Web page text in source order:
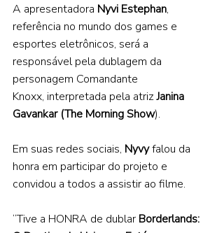
A apresentadora Nyvi Estephan,
referência no mundo dos games e
esportes eletrônicos, será a
responsável pela dublagem da
personagem Comandante
Knoxx, interpretada pela atriz Janina
Gavankar (The Morning Show).
Em suas redes sociais, Nyvy falou da
honra em participar do projeto e
convidou a todos a assistir ao filme.
“Tive a HONRA de dublar Borderlands: